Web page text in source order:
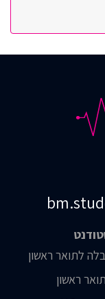
לתואר ראשון
ראשון